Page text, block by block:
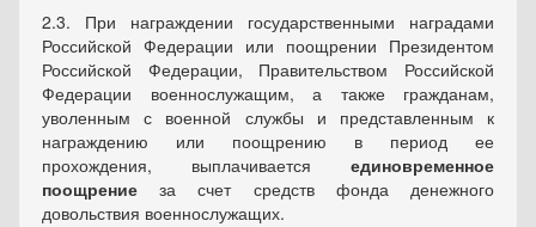
2.3. При награждении государственными наградами
Российской Федерации или поощрении Президентом
Российской Федерации, Правительством Российской
Федерации военнослужащим, а также гражданам,
уволенным с военной службы и представленным к
награждению или поощрению в период ее
прохождения, выплачивается единовременное
поощрение за счет средств фонда денежного
довольствия военнослужащих.